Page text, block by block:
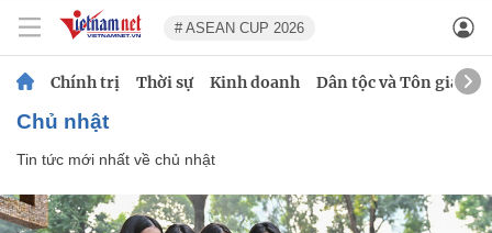
# ASEAN CUP 2026
Chính trị Thời sự Kinh doanh Dân tộc và Tôn giáo
chủ nhật
Tin tức mới nhất về chủ nhật